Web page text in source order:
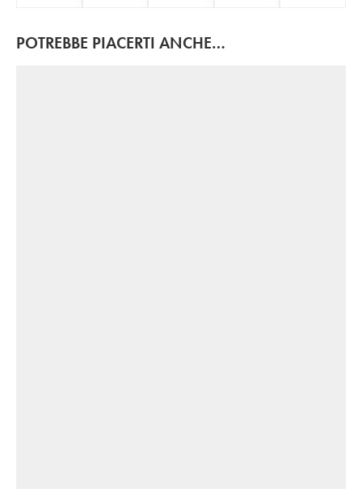
POTREBBE PIACERTI ANCHE…